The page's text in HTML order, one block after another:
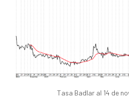
Tasa Badlar al 14 de